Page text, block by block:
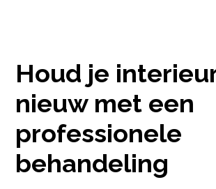
Houd je
nieuw met een
professionele
behandeling